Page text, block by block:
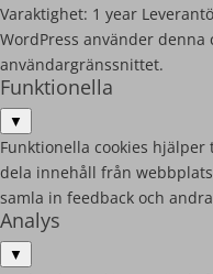
Varaktighet: 1 year
WordPress använder denna
användargränssnittet.
Funktionella
▼
Funktionella cookies
dela innehåll från
samla in feedback och
Analys
▼